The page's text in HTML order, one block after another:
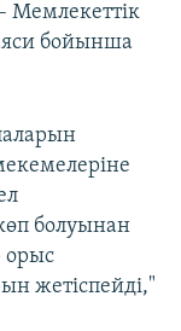
Мемлекеттік
бойынша
болуынан
орыс
жетіспейді,"